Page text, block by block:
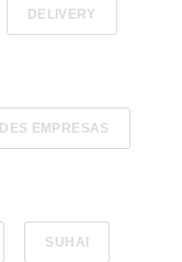
DELIVERY
EMPRESAS
SUHAI